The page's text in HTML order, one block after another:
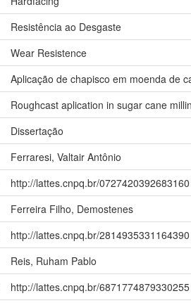
Resistência ao Desgaste
Wear Resistence
Aplicação de chapisco em moenda de
Roughcast aplication in sugar cane
Dissertação
Ferraresi, Valtair Antônio
http://lattes.cnpq.br/0727420392683160
Ferreira Filho, Demostenes
http://lattes.cnpq.br/2814935331164390
Reis, Ruham Pablo
http://lattes.cnpq.br/6871774879330255